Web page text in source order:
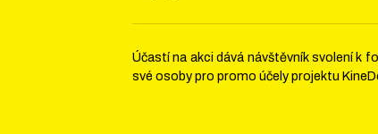
Účastí na akci dává návštěvník svolení k
své osoby pro promo účely projektu